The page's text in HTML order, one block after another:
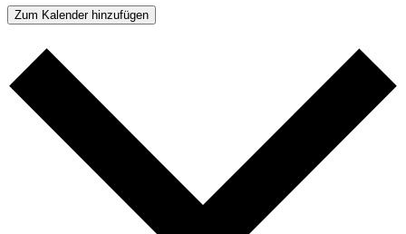
Zum Kalender hinzufügen